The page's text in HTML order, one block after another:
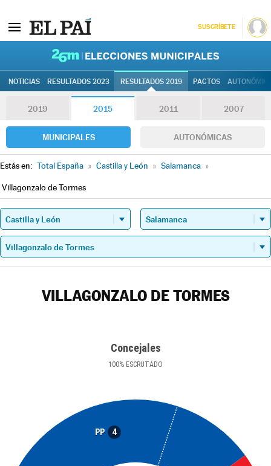
SUSCRÍBETE
NOTICIAS RESULTADOS 2023 RESULTADOS 2019 PACTOS
2019 2015 2011 2007
MUNICIPALES AUTONÓMICAS
Estás en: Total España » Castilla y León » Salamanca »
Villagonzalo de Tormes
VILLAGONZALO DE TORMES
Concejales
100% ESCRUTADO
PP 4